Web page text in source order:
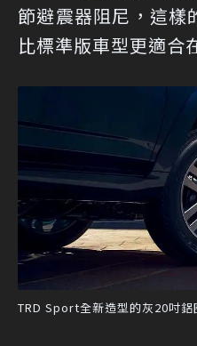
節避震器阻尼，這
比標準版車型更適合
TRD Sport全新造型的灰20吋